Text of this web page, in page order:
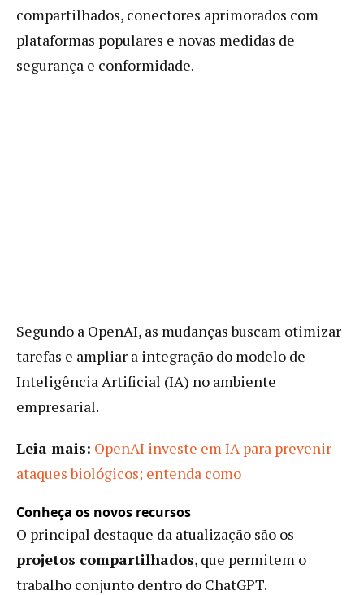
compartilhados, conectores aprimorados com
plataformas populares e novas medidas de
segurança e conformidade.
Segundo a OpenAI, as mudanças buscam otimizar
tarefas e ampliar a integração do modelo de
Inteligência Artificial (IA) no ambiente
empresarial.
Leia mais: OpenAI investe em IA para prevenir
ataques biológicos; entenda como
Conheça os novos recursos
O principal destaque da atualização são os
projetos compartilhados, que permitem o
trabalho conjunto dentro do ChatGPT.